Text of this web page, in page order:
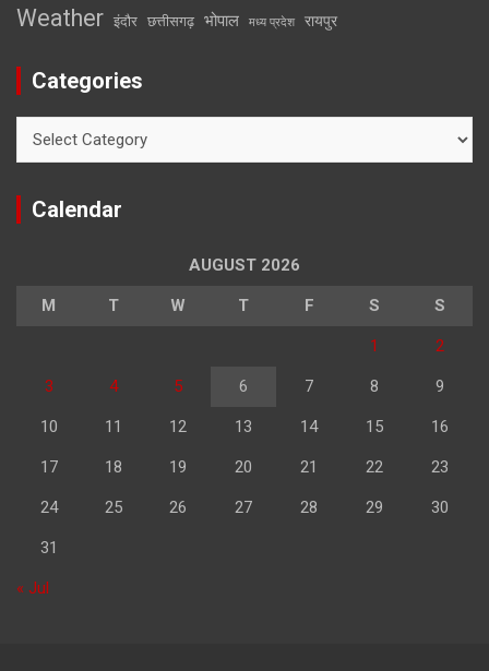
Weather इंदौर छत्तीसगढ़ भोपाल मध्य प्रदेश रायपुर
Categories
Calendar
AUGUST 2026
M T W T F S S
1 2
3 4 5 6 7 8 9
10 11 12 13 14 15 16
17 18 19 20 21 22 23
24 25 26 27 28 29 30
31
« Jul